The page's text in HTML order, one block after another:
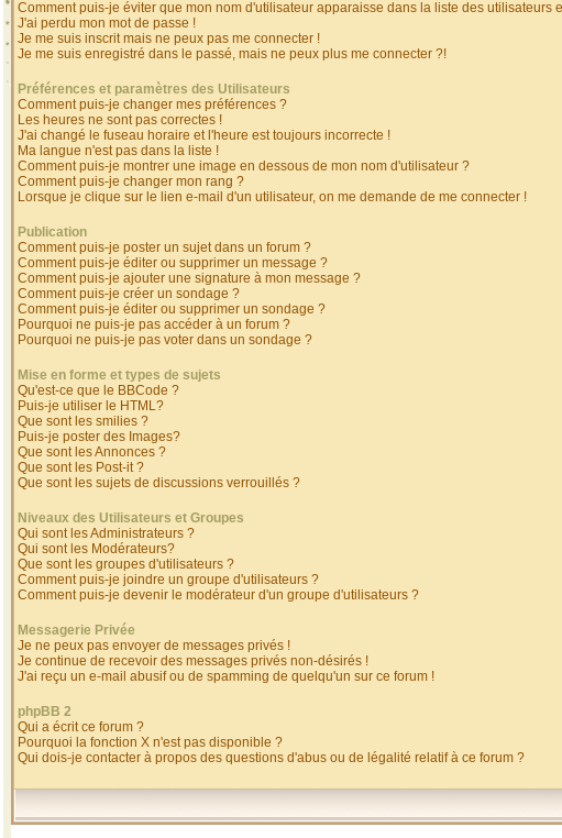
Comment puis-je éviter que mon nom d'utilisateur apparaisse dans la liste des utilisateurs
J'ai perdu mon mot de passe !
Je me suis inscrit mais ne peux pas me connecter !
Je me suis enregistré dans le passé, mais ne peux plus me connecter ?!
Préférences et paramètres des Utilisateurs
Comment puis-je changer mes préférences ?
Les heures ne sont pas correctes !
J'ai changé le fuseau horaire et l'heure est toujours incorrecte !
Ma langue n'est pas dans la liste !
Comment puis-je montrer une image en dessous de mon nom d'utilisateur ?
Comment puis-je changer mon rang ?
Lorsque je clique sur le lien e-mail d'un utilisateur, on me demande de me connecter !
Publication
Comment puis-je poster un sujet dans un forum ?
Comment puis-je éditer ou supprimer un message ?
Comment puis-je ajouter une signature à mon message ?
Comment puis-je créer un sondage ?
Comment puis-je éditer ou supprimer un sondage ?
Pourquoi ne puis-je pas accéder à un forum ?
Pourquoi ne puis-je pas voter dans un sondage ?
Mise en forme et types de sujets
Qu'est-ce que le BBCode ?
Puis-je utiliser le HTML?
Que sont les smilies ?
Puis-je poster des Images?
Que sont les Annonces ?
Que sont les Post-it ?
Que sont les sujets de discussions verrouillés ?
Niveaux des Utilisateurs et Groupes
Qui sont les Administrateurs ?
Qui sont les Modérateurs?
Que sont les groupes d'utilisateurs ?
Comment puis-je joindre un groupe d'utilisateurs ?
Comment puis-je devenir le modérateur d'un groupe d'utilisateurs ?
Messagerie Privée
Je ne peux pas envoyer de messages privés !
Je continue de recevoir des messages privés non-désirés !
J'ai reçu un e-mail abusif ou de spamming de quelqu'un sur ce forum !
phpBB 2
Qui a écrit ce forum ?
Pourquoi la fonction X n'est pas disponible ?
Qui dois-je contacter à propos des questions d'abus ou de légalité relatif à ce forum ?